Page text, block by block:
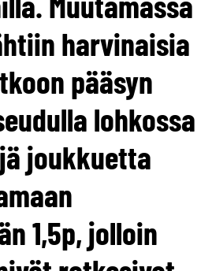
harvinaisia
pääsyn
lohkossa
joukkuetta
1,5p, jolloin